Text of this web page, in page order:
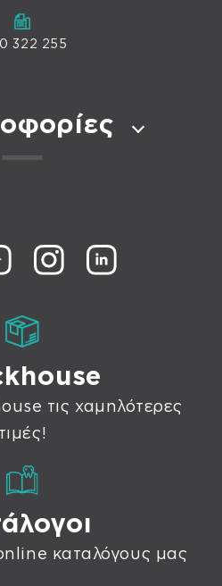
322 255
τις χαμηλότερες
τιμές!
καταλόγους μας